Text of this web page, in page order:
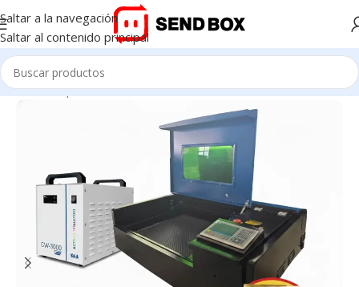
Saltar a la navegación
Saltar al contenido principal
Inicio/Máquinas Láser Co2/4050-50w